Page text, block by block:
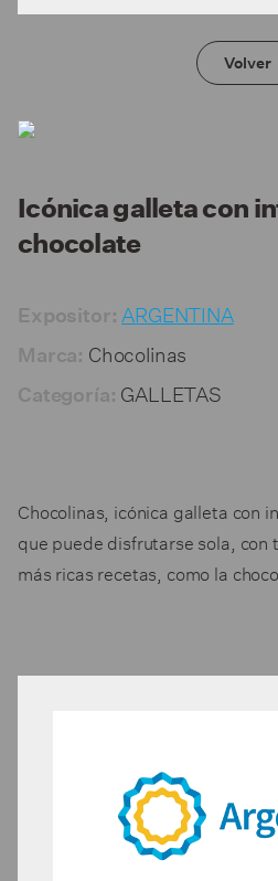
Volver
Icónica galleta con
chocolate
Expositor: ARGENTINA
Marca: Chocolinas
Categoría: GALLETAS
Chocolinas, icónica galleta con
que puede disfrutarse sola, con
más ricas recetas, como la